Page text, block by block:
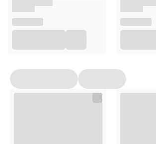
Nr pozwolenia na obrót i data wydania
Produktów biobójczych należy używać z